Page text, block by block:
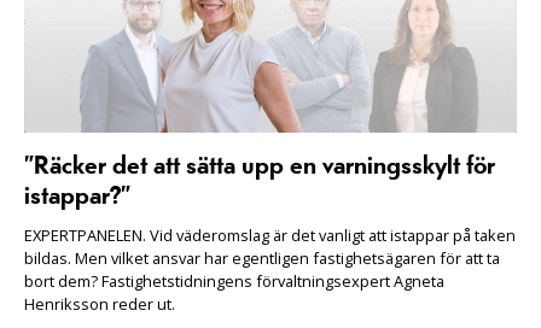
”Räcker det att sätta upp en varningsskylt för
istappar?”
EXPERTPANELEN. Vid väderomslag är det vanligt att istappar på taken
bildas. Men vilket ansvar har egentligen fastighetsägaren för att ta
bort dem? Fastighetstidningens förvaltningsexpert Agneta
Henriksson reder ut.